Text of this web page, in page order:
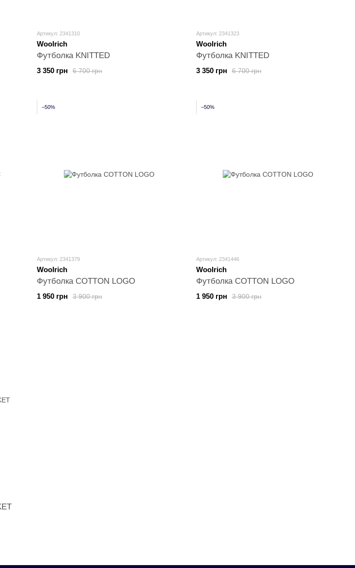
Артикул: 2341310
Woolrich
Футболка KNITTED
6 700 грн
3 350 грн
Артикул: 2341323
Woolrich
Футболка KNITTED
6 700 грн
3 350 грн
−50%
Артикул: 2341379
Woolrich
Футболка COTTON LOGO
3 900 грн
1 950 грн
−50%
Артикул: 2341446
Woolrich
Футболка COTTON LOGO
3 900 грн
1 950 грн